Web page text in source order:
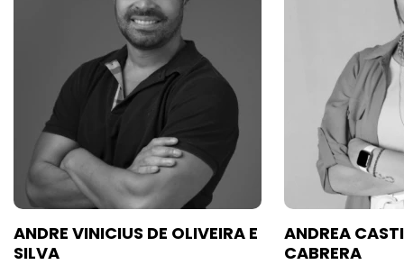
ANDRE VINICIUS DE OLIVEIRA E
SILVA
ANDREA
CABRERA